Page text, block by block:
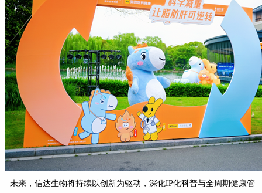
未来，信达生物将持续以创新为驱动，深化IP化科普与全周期健康管